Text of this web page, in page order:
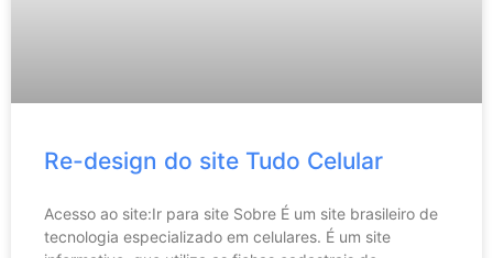
Re-design do site Tudo Celular
Acesso ao site:Ir para site Sobre É um site brasileiro de
tecnologia especializado em celulares. É um site